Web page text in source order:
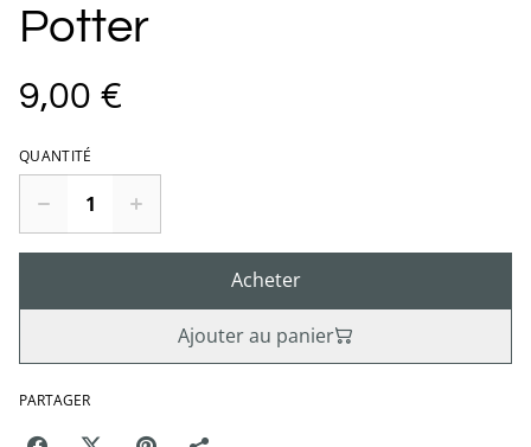
Potter
9,00 €
QUANTITÉ
Acheter
Ajouter au panier
PARTAGER